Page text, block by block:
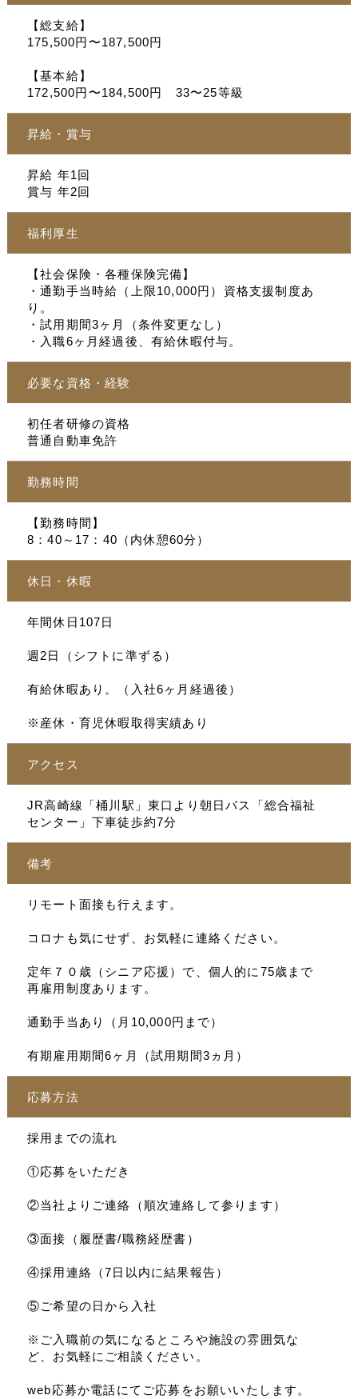
【総支給】
175,500円〜187,500円
【基本給】
172,500円〜184,500円 33〜25等級
昇給・賞与
昇給 年1回
賞与 年2回
福利厚生
【社会保険・各種保険完備】
・通勤手当時給（上限10,000円）資格支援制度あ
り。
・試用期間3ヶ月（条件変更なし）
・入職6ヶ月経過後、有給休暇付与。
必要な資格・経験
初任者研修の資格
普通自動車免許
勤務時間
【勤務時間】
8：40～17：40（内休憩60分）
休日・休暇
年間休日107日
週2日（シフトに準ずる）
有給休暇あり。（入社6ヶ月経過後）
※産休・育児休暇取得実績あり
アクセス
JR高崎線「桶川駅」東口より朝日バス「総合福祉
センター」下車徒歩約7分
備考
リモート面接も行えます。
コロナも気にせず、お気軽に連絡ください。
定年７０歳（シニア応援）で、個人的に75歳まで
再雇用制度あります。
通勤手当あり（月10,000円まで）
有期雇用期間6ヶ月（試用期間3ヵ月）
応募方法
採用までの流れ
①応募をいただき
②当社よりご連絡（順次連絡して参ります）
③面接（履歴書/職務経歴書）
④採用連絡（7日以内に結果報告）
⑤ご希望の日から入社
※ご入職前の気になるところや施設の雰囲気な
ど、お気軽にご相談ください。
web応募か電話にてご応募をお願いいたします。